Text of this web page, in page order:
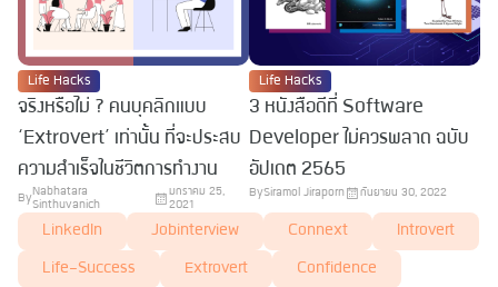
Life Hacks
จริงหรือไม่ ? คนบุคลิกแบบ
‘Extrovert’ เท่านั้น ที่จะประสบ
ความสำเร็จในชีวิตการทำงาน
By
Nabhatara
Sinthuvanich
มกราคม 25,
2021
Life Hacks
3 หนังสือดีที่ Software
Developer ไม่ควรพลาด ฉบับ
อัปเดต 2565
BySiramol Jiraporn กันยายน 30, 2022
LinkedIn Jobinterview Connext Introvert
Life-Success Extrovert Confidence